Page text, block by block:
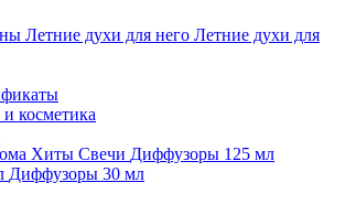
Летние духи для него Летние духи для
косметика
Хиты Свечи Диффузоры 125 мл
Диффузоры 30 мл